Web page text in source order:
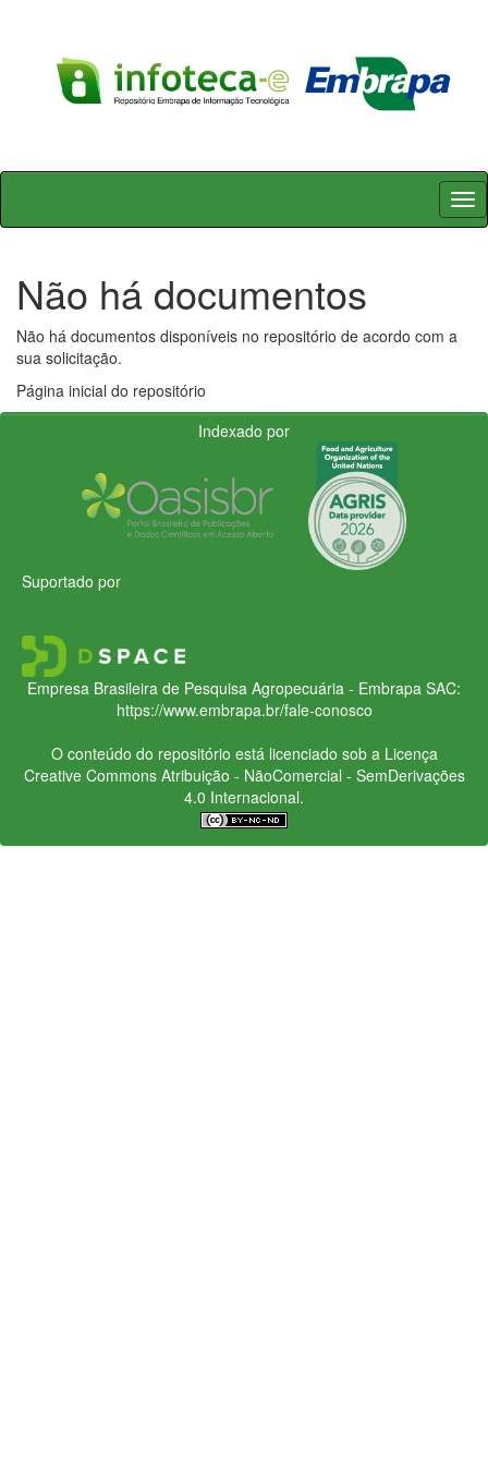
Skip
Não há documentos
Não há documentos disponíveis no repositório de acordo com a
sua solicitação.
Página inicial do repositório
Indexado por
Suportado por
Empresa Brasileira de Pesquisa Agropecuária - Embrapa SAC:
https://www.embrapa.br/fale-conosco
O conteúdo do repositório está licenciado sob a Licença
Creative CommonsAtribuição - NãoComercial - SemDerivações
4.0 Internacional.